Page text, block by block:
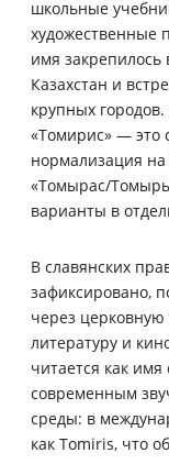
школьные
художественные
имя закрепилось
Казахстан и
крупных
«Томирис» — это
нормализация на
«Томырас/
варианты в
В славянских
зафиксировано,
через церковную
литературу и
читается как
современным
среды: в
как Tomiris, что